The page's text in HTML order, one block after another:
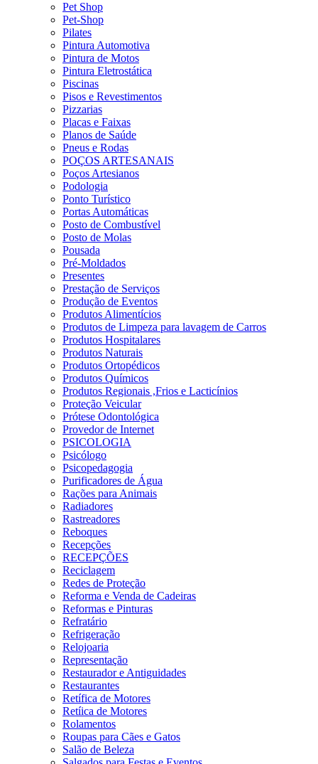
Pet Shop
Pet-Shop
Pilates
Pintura Automotiva
Pintura de Motos
Pintura Eletrostática
Piscinas
Pisos e Revestimentos
Pizzarias
Placas e Faixas
Planos de Saúde
Pneus e Rodas
POÇOS ARTESANAIS
Poços Artesianos
Podologia
Ponto Turístico
Portas Automáticas
Posto de Combustível
Posto de Molas
Pousada
Pré-Moldados
Presentes
Prestação de Serviços
Produção de Eventos
Produtos Alimentícios
Produtos de Limpeza para lavagem de Carros
Produtos Hospitalares
Produtos Naturais
Produtos Ortopédicos
Produtos Químicos
Produtos Regionais ,Frios e Lacticínios
Proteção Veicular
Prótese Odontológica
Provedor de Internet
PSICOLOGIA
Psicólogo
Psicopedagogia
Purificadores de Água
Rações para Animais
Radiadores
Rastreadores
Reboques
Recepções
RECEPÇÕES
Reciclagem
Redes de Proteção
Reforma e Venda de Cadeiras
Reformas e Pinturas
Refratário
Refrigeração
Relojoaria
Representação
Restaurador e Antiguidades
Restaurantes
Retífica de Motores
Retíica de Motores
Rolamentos
Roupas para Cães e Gatos
Salão de Beleza